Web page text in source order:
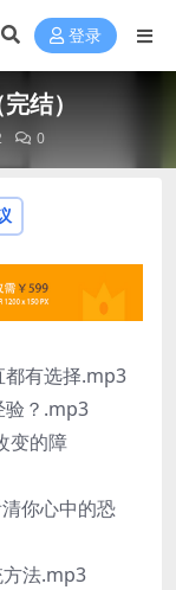
登录
结）
0
都有选择.mp3
验？.mp3
变的障
你心中的恐
法.mp3